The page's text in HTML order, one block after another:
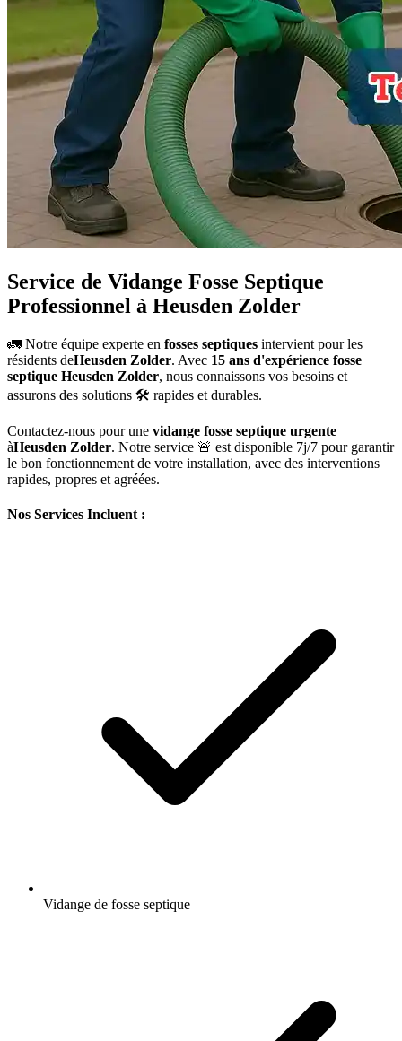
Service de Vidange Fosse Septique
Professionnel à Heusden Zolder
🚛 Notre équipe experte en fosses septiques intervient pour les
résidents deHeusden Zolder. Avec 15 ans d'expérience fosse
septique Heusden Zolder, nous connaissons vos besoins et
assurons des solutions 🛠️ rapides et durables.
Contactez-nous pour une vidange fosse septique urgente
àHeusden Zolder. Notre service 🚨 est disponible 7j/7 pour garantir
le bon fonctionnement de votre installation, avec des interventions
rapides, propres et agréées.
Nos Services Incluent :
Vidange de fosse septique